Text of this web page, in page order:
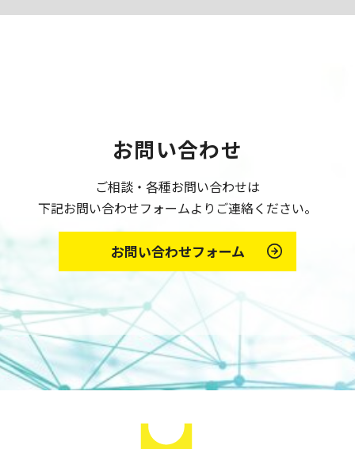
お問い合わせ
ご相談・各種お問い合わせは
下記お問い合わせフォームよりご連絡ください。
お問い合わせフォーム